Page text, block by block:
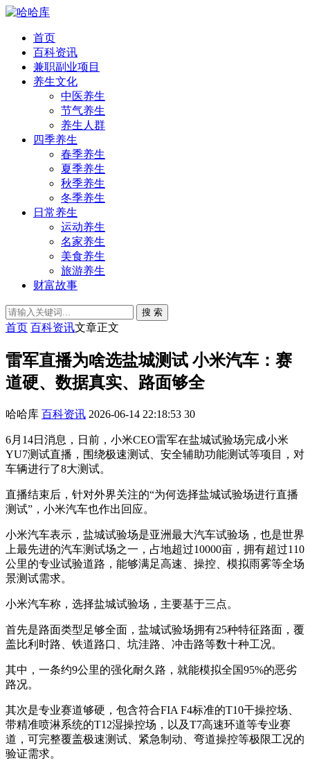
首页
百科资讯
兼职副业项目
养生文化
中医养生
节气养生
养生人群
四季养生
春季养生
夏季养生
秋季养生
冬季养生
日常养生
运动养生
名家养生
美食养生
旅游养生
财富故事
搜 索
首页 百科资讯文章正文
雷军直播为啥选盐城测试 小米汽车：赛
道硬、数据真实、路面够全
哈哈库 百科资讯 2026-06-14 22:18:53 30
6月14日消息，日前，小米CEO雷军在盐城试验场完成小米
YU7测试直播，围绕极速测试、安全辅助功能测试等项目，对
车辆进行了8大测试。
直播结束后，针对外界关注的“为何选择盐城试验场进行直播
测试”，小米汽车也作出回应。
小米汽车表示，盐城试验场是亚洲最大汽车试验场，也是世界
上最先进的汽车测试场之一，占地超过10000亩，拥有超过110
公里的专业试验道路，能够满足高速、操控、模拟雨雾等全场
景测试需求。
小米汽车称，选择盐城试验场，主要基于三点。
首先是路面类型足够全面，盐城试验场拥有25种特征路面，覆
盖比利时路、铁道路口、坑洼路、冲击路等数十种工况。
其中，一条约9公里的强化耐久路，就能模拟全国95%的恶劣
路况。
其次是专业赛道够硬，包含符合FIA F4标准的T10干操控场、
带精准喷淋系统的T12湿操控场，以及T7高速环道等专业赛
道，可完整覆盖极速测试、紧急制动、弯道操控等极限工况的
验证需求。